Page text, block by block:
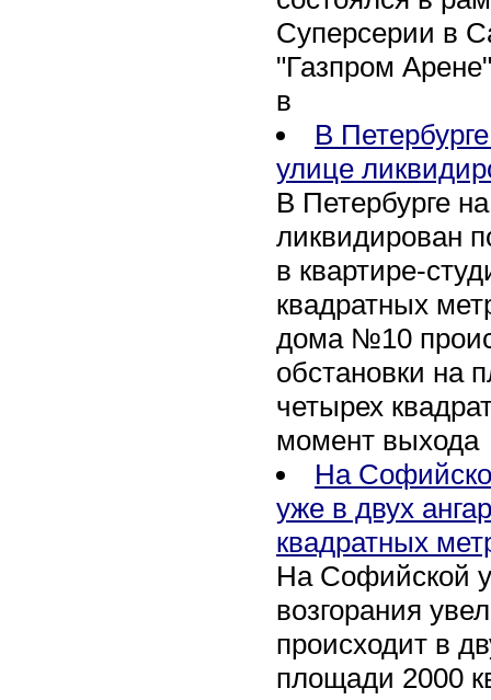
Суперсерии в
"Газпром
в
В
улице
В Петербурге
ликвидирован
в квартире-
квадратных
дома №10
обстановки на
четырех
момент выхода
На
уже в двух
квадратных
На Софийской
возгорания
происходит в
площади 2000